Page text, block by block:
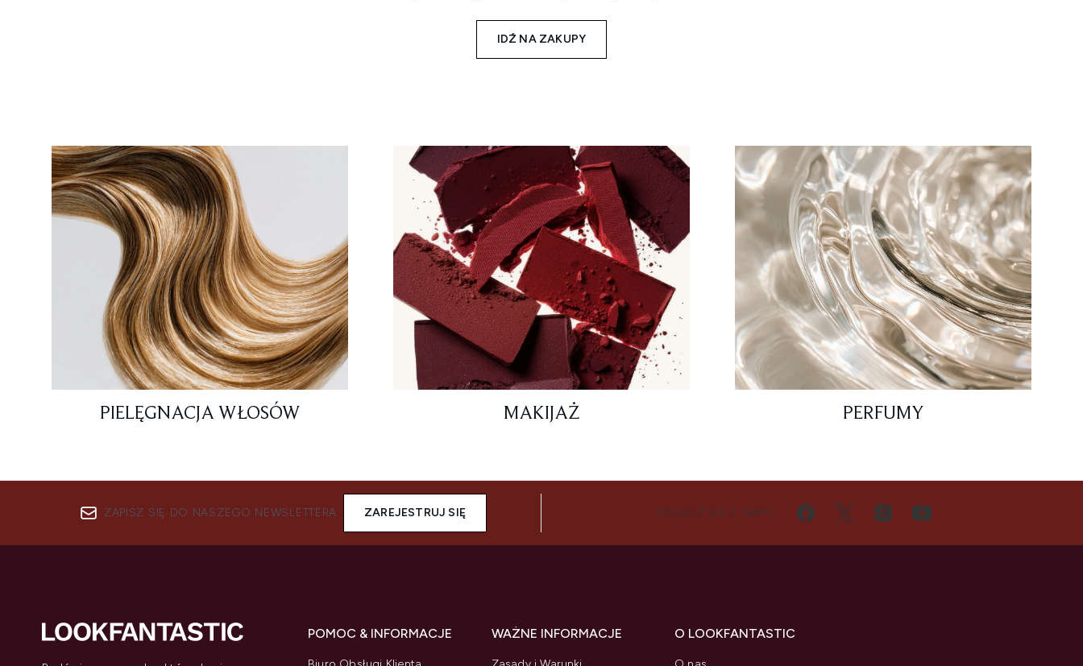
IDŹ NA ZAKUPY
PIELĘGNACJA WŁOSÓW MAKIJAŻ PERFUMY
ZAPISZ SIĘ DO NASZEGO NEWSLETTERA ZAREJESTRUJ SIĘ POŁĄCZ SIĘ Z NAMI
POMOC & INFORMACJE WAŻNE INFORMACJE O LOOKFANTASTIC